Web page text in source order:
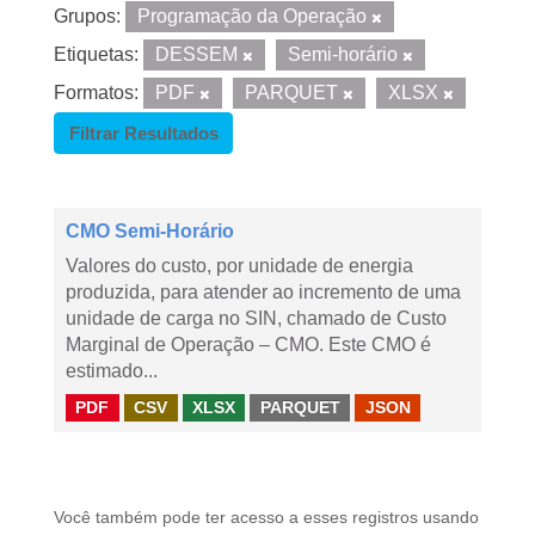
Grupos:
Programação da Operação
Etiquetas:
DESSEM
Semi-horário
Formatos:
PDF PARQUET
XLSX
Filtrar Resultados
CMO Semi-Horário
Valores do custo, por unidade de energia
produzida, para atender ao incremento de uma
unidade de carga no SIN, chamado de Custo
Marginal de Operação – CMO. Este CMO é
estimado...
PDF CSV XLSX PARQUET JSON
Você também pode ter acesso a esses registros usando